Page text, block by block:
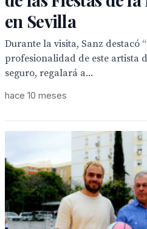
en Sevilla
Durante la visita, Sanz destacó
profesionalidad de este artista
seguro, regalará a...
hace 10 meses